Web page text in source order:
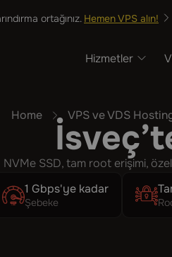
ortağınız. Hemen VPS alın!
Hizmetler
Home VPS ve VDS
NVMe SSD, tam root erişimi,
1 Gbps'ye kadar
Şebeke